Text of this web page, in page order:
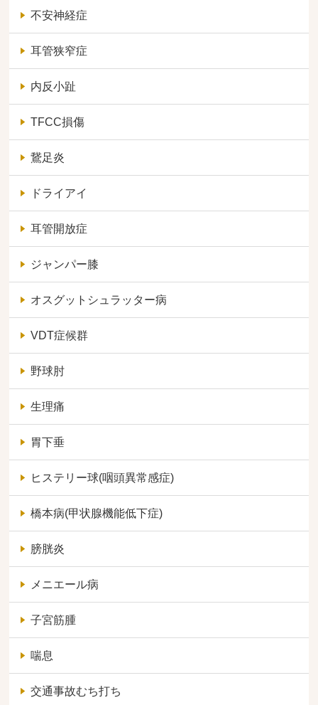
不安神経症
耳管狭窄症
内反小趾
TFCC損傷
鵞足炎
ドライアイ
耳管開放症
ジャンパー膝
オスグットシュラッター病
VDT症候群
野球肘
生理痛
胃下垂
ヒステリー球(咽頭異常感症)
橋本病(甲状腺機能低下症)
膀胱炎
メニエール病
子宮筋腫
喘息
交通事故むち打ち